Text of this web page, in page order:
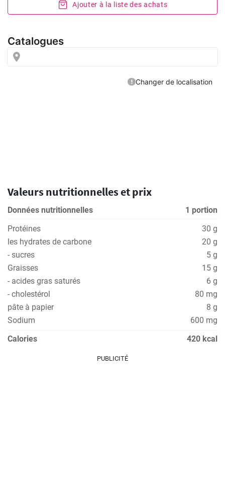
Ajouter à la liste des achats
Valeurs nutritionnelles et prix
Données nutritionnelles
1 portion
Protéines
30 g
les hydrates de carbone
20 g
- sucres
5 g
Graisses
15 g
- acides gras saturés
6 g
- cholestérol
80 mg
pâte à papier
8 g
Sodium
600 mg
Calories
420 kcal
PUBLICITÉ